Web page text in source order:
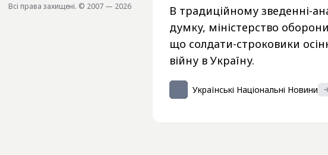
Всі права захищені. © 2007 — 2026
В традиційному зведенні-
думку, міністерство
що солдати-строковики
війну в Україну.
Українські Національні Новини